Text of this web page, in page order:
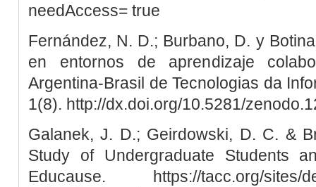
needAccess= true
Fernández, N. D.; Burbano, D. y
en entornos de aprendizaje
Argentina-Brasil de Tecnologias da
1(8). http://dx.doi.org/10.5281/
Galanek, J. D.; Geirdowski, D. C. &
Study of Undergraduate Students
Educause. https://tacc.org/sites/